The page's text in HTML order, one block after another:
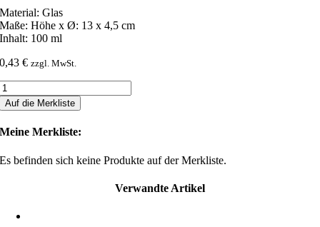
Material: Glas
Maße: Höhe x Ø: 13 x 4,5 cm
Inhalt: 100 ml
0,43€ zzgl. MwSt.
Likörglas
Auf die Merkliste
Meine Merkliste:
Es befinden sich keine Produkte auf der Merkliste.
Verwandte Artikel